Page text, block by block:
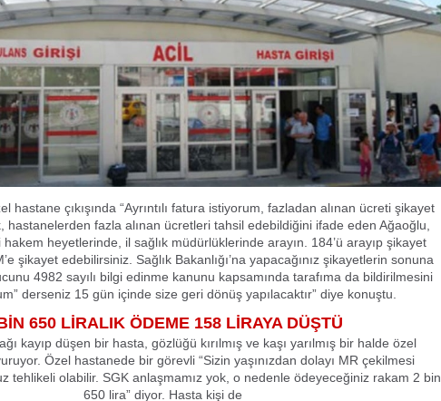
hastane çıkışında “Ayrıntılı fatura istiyorum, fazladan alınan ücreti şikayet
hastanelerden fazla alınan ücretleri tahsil edebildiğini ifade eden Ağaoğlu,
hakem heyetlerinde, il sağlık müdürlüklerinde arayın. 184’ü arayıp şikayet
şikayet edebilirsiniz. Sağlık Bakanlığı’na yapacağınız şikayetlerin sonuna
4982 sayılı bilgi edinme kanunu kapsamında tarafıma da bildirilmesini
derseniz 15 gün içinde size geri dönüş yapılacaktır” diye konuştu.
650 LİRALIK ÖDEME 158 LİRAYA DÜŞTÜ
kayıp düşen bir hasta, gözlüğü kırılmış ve kaşı yarılmış bir halde özel
Özel hastanede bir görevli “Sizin yaşınızdan dolayı MR çekilmesi
tehlikeli olabilir. SGK anlaşmamız yok, o nedenle ödeyeceğiniz rakam 2 bin
650 lira” diyor. Hasta kişi de